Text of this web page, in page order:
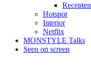
Recepten
Hotspot
Interior
Netflix
MONSTYLE Talks
Seen on screen